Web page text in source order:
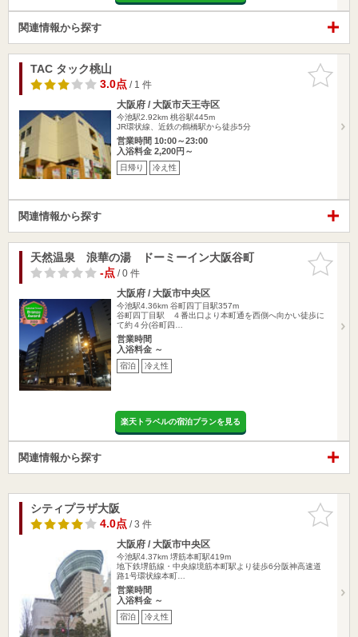
関連情報から探す
お気に入
りに追加
TAC タック桃山
3.0点/ 1 件
大阪府 / 大阪市天王寺区
今池駅2.92km 桃谷駅445m
JR環状線、近鉄の鶴橋駅から徒歩5分
営業時間 10:00～23:00
入浴料金 2,200円～
日帰り 冷え性
関連情報から探す
お気に入
りに追加
天然温泉 浪華の湯 ドーミーイン大阪谷町
-点/ 0 件
大阪府 / 大阪市中央区
今池駅4.36km 谷町四丁目駅357m
谷町四丁目駅 ４番出口より本町通を西側へ向かい徒歩に
て約４分(谷町四…
営業時間
入浴料金 ～
宿泊 冷え性
楽天トラベルの宿泊プランを見る
関連情報から探す
お気に入
りに追加
シティプラザ大阪
4.0点/ 3 件
大阪府 / 大阪市中央区
今池駅4.37km 堺筋本町駅419m
地下鉄堺筋線・中央線境筋本町駅より徒歩6分阪神高速道
路1号環状線本町…
営業時間
入浴料金 ～
宿泊 冷え性